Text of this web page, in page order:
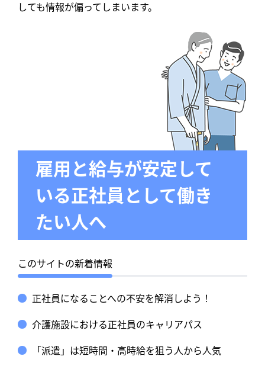
しても情報が偏ってしまいます。
雇用と給与が安定して
いる正社員として働き
たい人へ
このサイトの新着情報
正社員になることへの不安を解消しよう！
介護施設における正社員のキャリアパス
「派遣」は短時間・高時給を狙う人から人気